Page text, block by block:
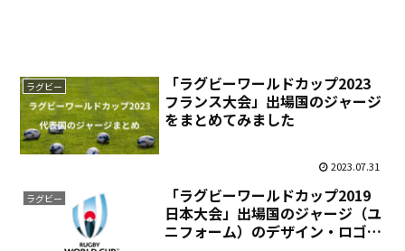
ラグビー
「ラグビーワールドカップ2023
フランス大会」出場国のジャージ
をまとめてみました
2023.07.31
ラグビー
「ラグビーワールドカップ2019
日本大会」出場国のジャージ（ユ
ニフォーム）のデザイン・ロゴ・